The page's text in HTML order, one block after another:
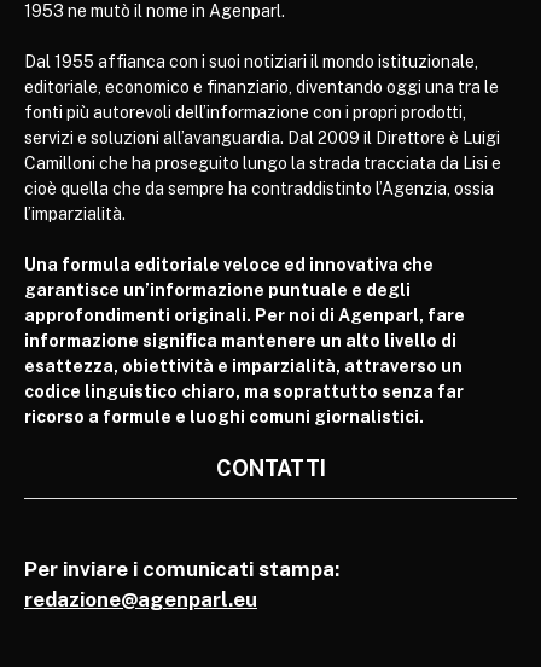
1953 ne mutò il nome in Agenparl.
Dal 1955 affianca con i suoi notiziari il mondo istituzionale,
editoriale, economico e finanziario, diventando oggi una tra le
fonti più autorevoli dell’informazione con i propri prodotti,
servizi e soluzioni all’avanguardia. Dal 2009 il Direttore è Luigi
Camilloni che ha proseguito lungo la strada tracciata da Lisi e
cioè quella che da sempre ha contraddistinto l’Agenzia, ossia
l’imparzialità.
Una formula editoriale veloce ed innovativa che
garantisce un’informazione puntuale e degli
approfondimenti originali. Per noi di Agenparl, fare
informazione significa mantenere un alto livello di
esattezza, obiettività e imparzialità, attraverso un
codice linguistico chiaro, ma soprattutto senza far
ricorso a formule e luoghi comuni giornalistici.
CONTATTI
Per inviare i comunicati stampa:
redazione@agenparl.eu